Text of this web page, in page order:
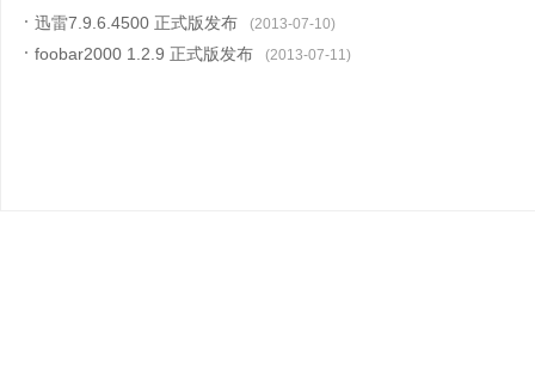
迅雷7.9.6.4500 正式版发布
(2013-07-10)
foobar2000 1.2.9 正式版发布 (2013-07-11)